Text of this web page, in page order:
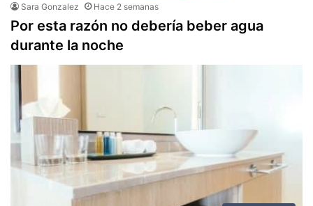
Sara Gonzalez Hace 2 semanas
Por esta razón no debería beber agua
durante la noche